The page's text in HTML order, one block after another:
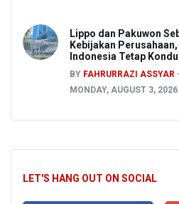
Lippo dan Pakuwon
Kebijakan
Indonesia Tetap
BY FAHRURRAZI ASSYAR
MONDAY, AUGUST 3,
LET'S HANG OUT ON SOCIAL